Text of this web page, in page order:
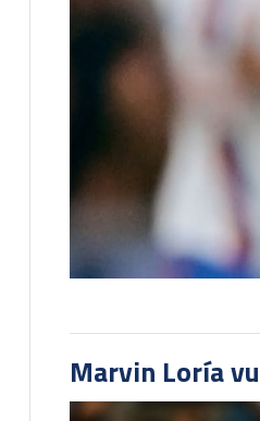
Marvin Loría